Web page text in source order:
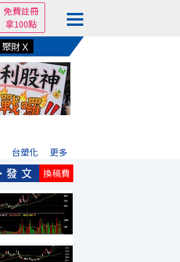
免費註冊
拿100點
聚財Ｘ
台塑化 更多
換稿費